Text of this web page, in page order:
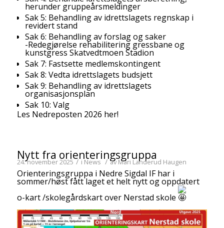
herunder gruppeårsmeldinger
Sak 5: Behandling av idrettslagets regnskap i
revidert stand
Sak 6: Behandling av forslag og saker
-Redegjørelse rehabilitering gressbane og
kunstgress Skatvedtmoen Stadion
Sak 7: Fastsette medlemskontingent
Sak 8: Vedta idrettslagets budsjett
Sak 9: Behandling av idrettslagets
organisasjonsplan
Sak 10: Valg
Les Nedreposten 2026 her!
Nytt fra orienteringsgruppa
24. november 2025 / iNews / avMari Landerud Haugen
Orienteringsgruppa i Nedre Sigdal IF har i
sommer/høst fått laget et helt nytt og oppdatert
o-kart /skolegårdskart over Nerstad skole